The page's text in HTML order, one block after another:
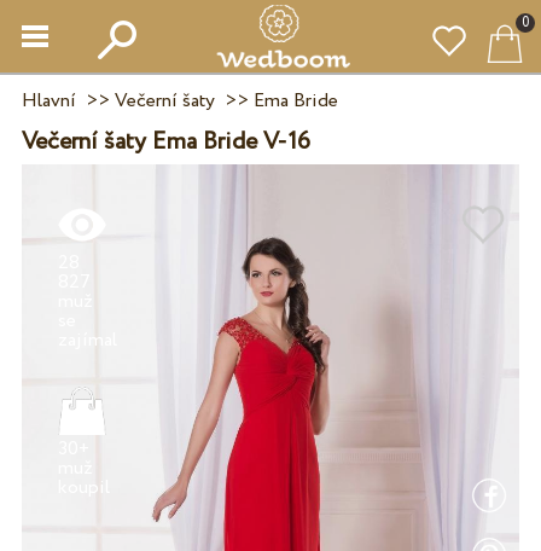
0
Hlavní >> Večerní šaty>> Ema Bride
Večerní šaty Ema Bride V-16